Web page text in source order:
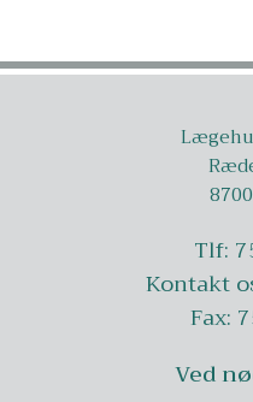
Tlf:
Kontakt
Fax:
Ved